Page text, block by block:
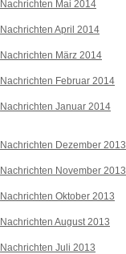
Nachrichten Mai 2014
Nachrichten April 2014
Nachrichten März 2014
Nachrichten Februar 2014
Nachrichten Januar 2014
Nachrichten Dezember 2013
Nachrichten November 2013
Nachrichten Oktober 2013
Nachrichten August 2013
Nachrichten Juli 2013